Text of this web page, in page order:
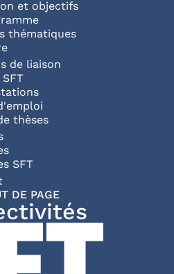
et objectifs
thématiques
de liaison
thèses
SFT
page
DE PAGE